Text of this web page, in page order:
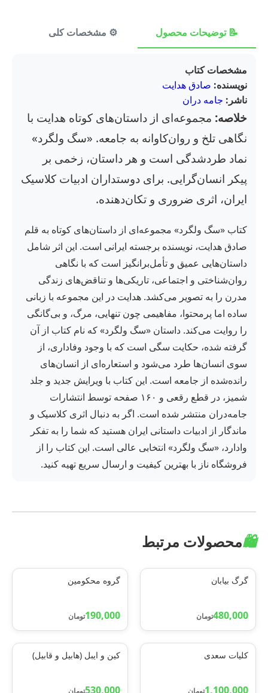
📝 توضیحات محصول ⚙️ مشخصات کلی
مشخصات کتاب
نویسنده: صادق هدایت
ناشر: جامه دران
خلاصه: مجموعه‌ای از داستان‌های کوتاه هدایت با
نگاهی تلخ و روان‌کاوانه به جامعه. «سگ ولگرد»
نماد طردشدگی است و هر داستان، زخمی بر
پیکر انسان‌گرایی. برای دوستداران ادبیات کلاسیک
ایران، اثری ضروری و تکان‌دهنده.
کتاب «سگ ولگرد» مجموعه‌ای از داستان‌های کوتاه به قلم
صادق هدایت، نویسنده برجسته ایرانی است. این اثر شامل
داستان‌هایی عمیق و تأمل‌برانگیز است که با نگاهی
روان‌شناختی و اجتماعی، تاریکی‌ها و تناقض‌های زندگی
مدرن را به تصویر می‌کشد. هدایت در این مجموعه با زبانی
ساده اما پرمحتوا، مفاهیمی چون تنهایی، مرگ، و بی‌گانگی
را روایت می‌کند. داستان «سگ ولگرد» که نام کتاب از آن
گرفته شده، حکایت سگی است که با وجود وفاداری، از
سوی انسان‌ها طرد می‌شود و استعاره‌ای از انسان‌های
رانده‌شده از جامعه است. این کتاب با ویرایش جدید و جلد
شمیز، در قطع رقعی و ۱۶۰ صفحه توسط انتشارات
جامه‌دران منتشر شده است. اگر به دنبال اثری کلاسیک و
ماندگار از ادبیات داستانی ایران هستید که شما را به تفکر
وادارد، «سگ ولگرد» انتخابی عالی است. این کتاب را از
فروشگاه ناز با بهترین کیفیت و ارسال سریع تهیه کنید.
🛍️محصولات مرتبط
گرگ بیابان
480,000تومان
گروه محکومین
190,000تومان
کلیات سعدی
1,100,000
کین و ایبل (هابیل و قابیل)
530,000